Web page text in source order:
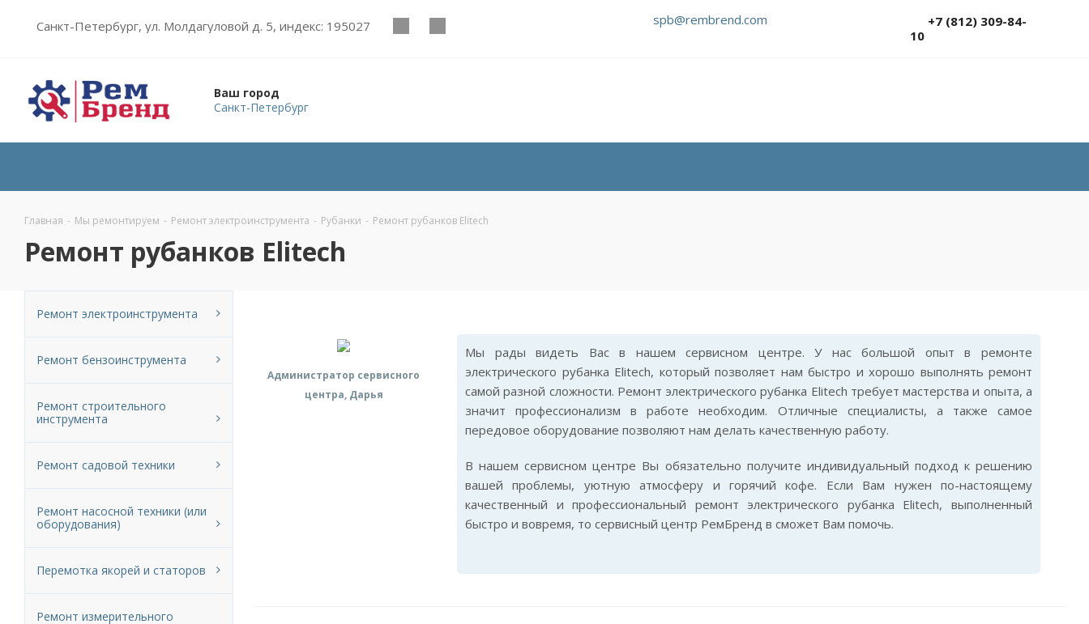
Санкт-Петербург, ул. Молдагуловой д. 5, индекс: 195027 spb@rembrend.com
+7 (812) 309-84-
10
Ваш город
Санкт-Петербург
Главная - Мы ремонтируем - Ремонт электроинструмента - Рубанки - Ремонт рубанков Elitech
Ремонт рубанков Elitech
Администратор сервисного
центра, Дарья
Мы рады видеть Вас в нашем сервисном центре. У нас большой опыт в ремонте
электрического рубанка Elitech, который позволяет нам быстро и хорошо выполнять ремонт
самой разной сложности. Ремонт электрического рубанка Elitech требует мастерства и опыта, а
значит профессионализм в работе необходим. Отличные специалисты, а также самое
передовое оборудование позволяют нам делать качественную работу.
В нашем сервисном центре Вы обязательно получите индивидуальный подход к решению
вашей проблемы, уютную атмосферу и горячий кофе. Если Вам нужен по-настоящему
качественный и профессиональный ремонт электрического рубанка Elitech, выполненный
быстро и вовремя, то сервисный центр РемБренд в сможет Вам помочь.
Ремонт электроинструмента
Ремонт бензоинструмента
Ремонт строительного
инструмента
Ремонт садовой техники
Ремонт насосной техники (или
оборудования)
Перемотка якорей и статоров
Ремонт измерительного